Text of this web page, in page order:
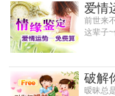
爱情
前世来
这辈子~
破解
暧昧总